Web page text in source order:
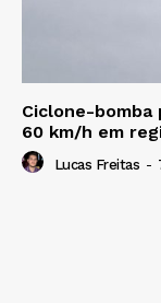
Ciclone-bomba
60 km/h em
Lucas Freitas -